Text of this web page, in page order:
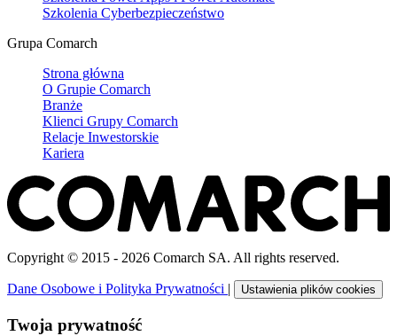
Szkolenia Cyberbezpieczeństwo
Grupa Comarch
Strona główna
O Grupie Comarch
Branże
Klienci Grupy Comarch
Relacje Inwestorskie
Kariera
Copyright © 2015 - 2026 Comarch SA. All rights reserved.
Dane Osobowe i Polityka Prywatności | Ustawienia plików cookies
Twoja prywatność